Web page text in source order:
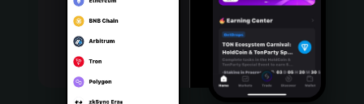
Português (Portugal)
Bahasa Indonesia